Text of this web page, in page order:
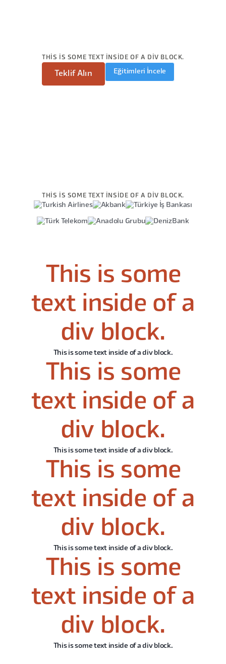
THIS IS SOME TEXT INSIDE OF A DIV BLOCK.
Teklif Alın Eğitimleri İncele
THIS IS SOME TEXT INSIDE OF A DIV BLOCK.
This is some
text inside of a
div block.
This is some text inside of a div block.
This is some
text inside of a
div block.
This is some text inside of a div block.
This is some
text inside of a
div block.
This is some text inside of a div block.
This is some
text inside of a
div block.
This is some text inside of a div block.